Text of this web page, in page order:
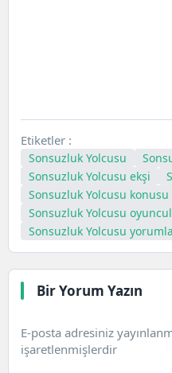
Etiketler :
Sonsuzluk Yolcusu
Sonsuzluk Yolcusu ekşi
Sonsuzluk Yolcusu konusu
Sonsuzluk Yolcusu
Sonsuzluk Yolcusu
Bir Yorum Yazın
E-posta adresiniz
işaretlenmişlerdir